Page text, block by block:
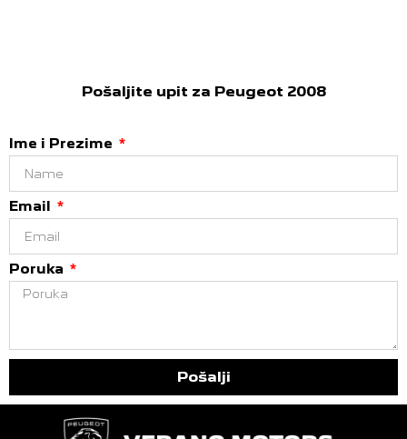
Pošaljite upit za Peugeot 2008
Ime i Prezime
Email
Poruka
Pošalji